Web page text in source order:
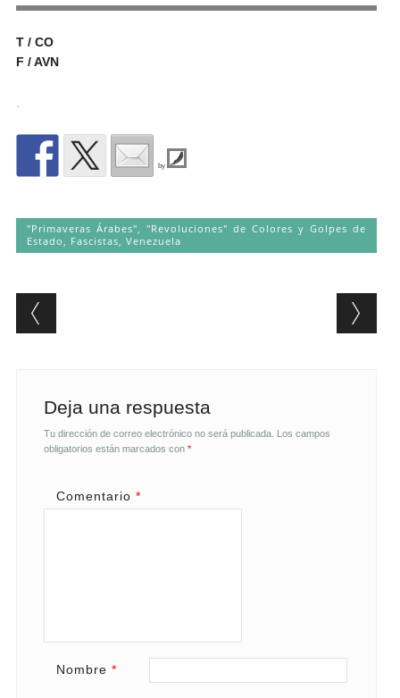
T / CO
F / AVN
by
"Primaveras Árabes", "Revoluciones" de Colores y Golpes de
Estado
Fascistas Venezuela
Post navigation
Deja una respuesta
Tu dirección de correo electrónico no será publicada. Los campos
obligatorios están marcados con *
Comentario *
Nombre *